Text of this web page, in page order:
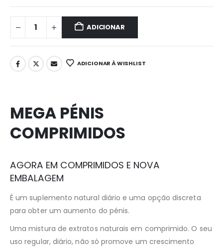
ADICIONAR
ADICIONAR À WISHLIST
MEGA PÉNIS
COMPRIMIDOS
AGORA EM COMPRIMIDOS E NOVA
EMBALAGEM
É um suplemento natural diário e uma opção discreta
para obter um aumento do pénis.
Uma mistura de extratos naturais em comprimido. O seu
uso regular, diário, não só promove um crescimento